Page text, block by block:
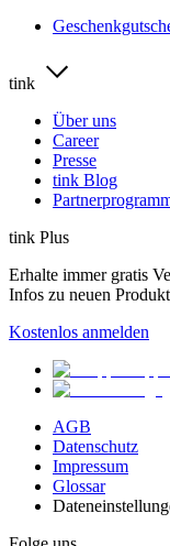
tink
Über uns
Career
Presse
tink Blog
tink Plus
Erhalte immer gratis
Infos zu neuen
Kostenlos anmelden
AGB
Datenschutz
Impressum
Glossar